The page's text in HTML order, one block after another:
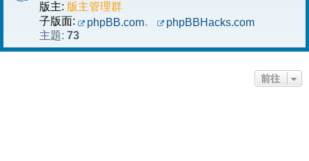
版主: 版主管理群
子版面:
phpBB.com、
phpBBHacks.com
主題: 73
前往